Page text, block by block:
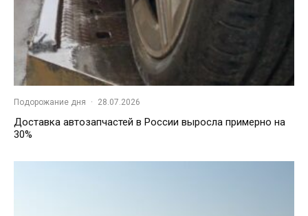
Подорожание дня · 28.07.2026
Доставка автозапчастей в России выросла примерно на
30%